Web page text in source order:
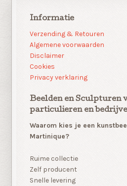
Informatie
Verzending & Retouren
Algemene voorwaarden
Disclaimer
Cookies
Privacy verklaring
Beelden en Sculpturen
particulieren en
Waarom kies je een
Martinique?
Ruime collectie
Zelf producent
Snelle levering